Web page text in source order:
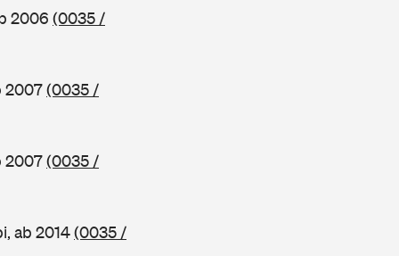
2006 (0035 /
2007(0035 /
2007(0035 /
ab 2014(0035 /